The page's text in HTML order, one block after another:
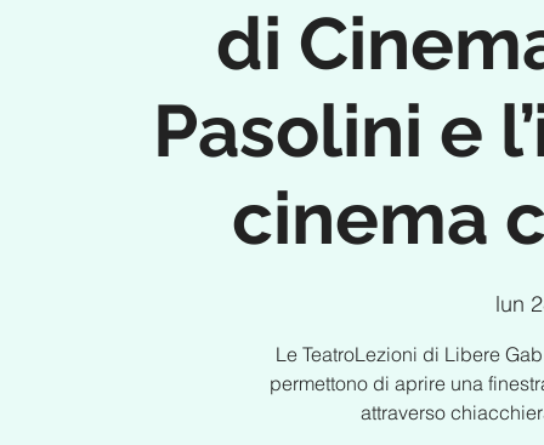
di
Pasolini e
cinema
lun
Le TeatroLezioni di Libere
permettono di aprire una
attraverso